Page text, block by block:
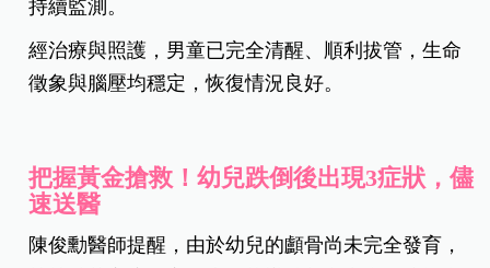
持續監測。
經治療與照護，男童已完全清醒、順利拔管，生命
徵象與腦壓均穩定，恢復情況良好。
把握黃金搶救！幼兒跌倒後出現3症狀，儘
速送醫
陳俊勳醫師提醒，由於幼兒的顱骨尚未完全發育，